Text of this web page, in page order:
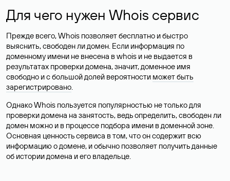
Для чего нужен Whois сервис
Прежде всего, Whois позволяет бесплатно и быстро
выяснить, свободен ли домен. Если информация по
доменному имени не внесена в whois и не выдается в
результатах проверки домена, значит, доменное имя
свободно и с большой долей вероятности может быть
зарегистрировано.
Однако Whois пользуется популярностью не только для
проверки домена на занятость, ведь определить, свободен ли
домен можно и в процессе подбора имени в доменной зоне.
Основная ценность сервиса в том, что он содержит всю
информацию о домене, и обычно позволяет получить данные
об истории домена и его владельце.